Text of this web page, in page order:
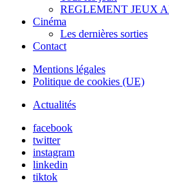
REGLEMENT JEUX
Cinéma
Les dernières sorties
Contact
Mentions légales
Politique de cookies (UE)
Actualités
facebook
twitter
instagram
linkedin
tiktok